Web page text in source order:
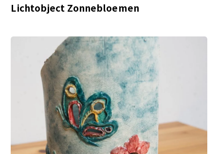
Lichtobject Zonnebloemen